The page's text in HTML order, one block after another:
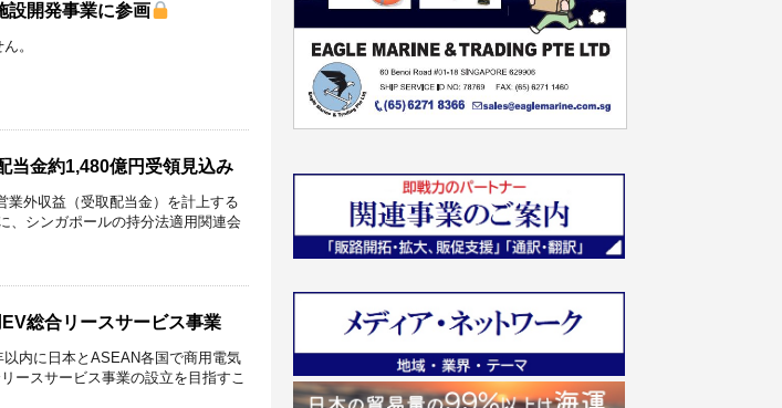
設開発事業に参画
。
当金約1,480億円受領見込み
業外収益（受取配当金）を計上する
、シンガポールの持分法適用関連会
総合リースサービス事業
内に日本とASEAN各国で商用電気
ースサービス事業の設立を目指すこ